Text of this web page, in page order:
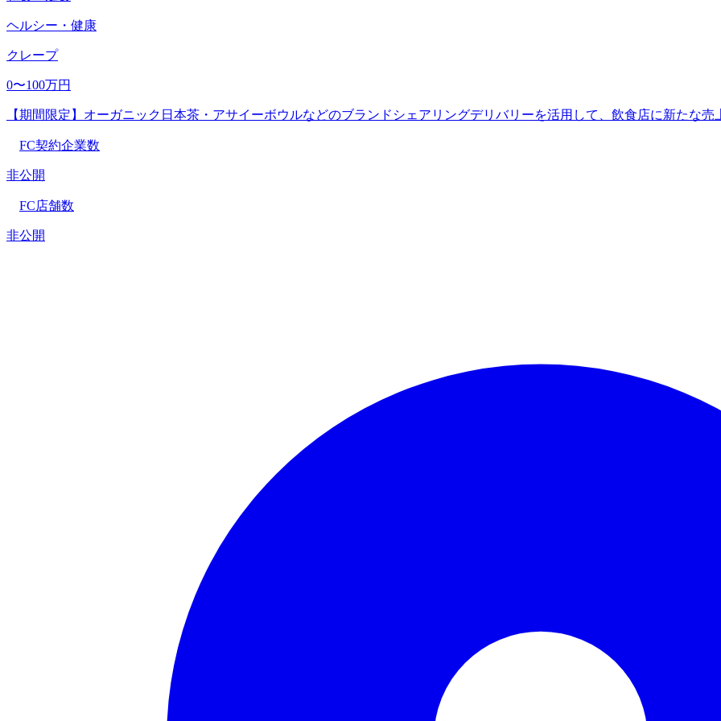
ヘルシー・健康
クレープ
0〜100万円
【期間限定】オーガニック日本茶・アサイーボウルなどのブランドシェアリングデリバリーを活用して、飲食店に新たな売
FC契約企業数
非公開
FC店舗数
非公開